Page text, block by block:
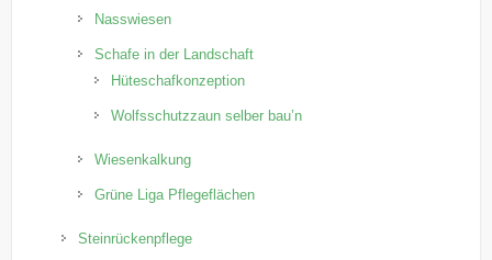
Nasswiesen
Schafe in der Landschaft
Hüteschafkonzeption
Wolfsschutzzaun selber bau’n
Wiesenkalkung
Grüne Liga Pflegeflächen
Steinrückenpflege